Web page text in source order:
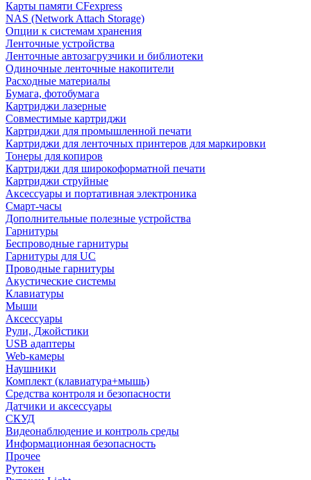
Карты памяти CFexpress
NAS (Network Attach Storage)
Опции к системам хранения
Ленточные устройства
Ленточные автозагрузчики и библиотеки
Одиночные ленточные накопители
Расходные материалы
Бумага, фотобумага
Картриджи лазерные
Совместимые картриджи
Картриджи для промышленной печати
Картриджи для ленточных принтеров для маркировки
Тонеры для копиров
Картриджи для широкоформатной печати
Картриджи струйные
Аксессуары и портативная электроника
Смарт-часы
Дополнительные полезные устройства
Гарнитуры
Беспроводные гарнитуры
Гарнитуры для UC
Проводные гарнитуры
Акустические системы
Клавиатуры
Мыши
Аксессуары
Рули, Джойстики
USB адаптеры
Web-камеры
Наушники
Комплект (клавиатура+мышь)
Средства контроля и безопасности
Датчики и аксессуары
СКУД
Видеонаблюдение и контроль среды
Информационная безопасность
Прочее
Рутокен